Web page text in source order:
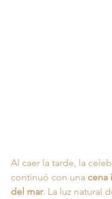
Al caer la tarde, la
continuó con una cena
del mar. La luz natural